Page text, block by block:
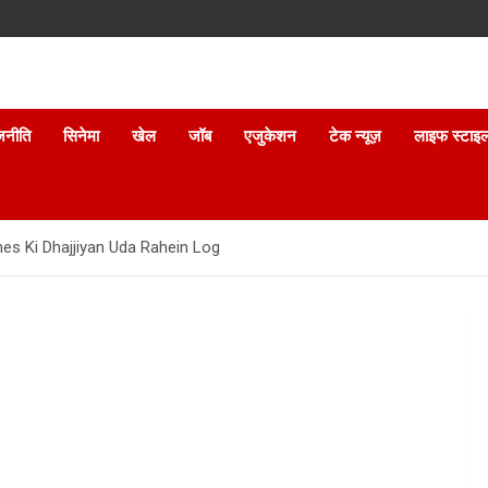
सिनेमा खेल जॉब एजुकेशन टेक न्यूज़ लाइफ
Ki Dhajjiyan Uda Rahein Log